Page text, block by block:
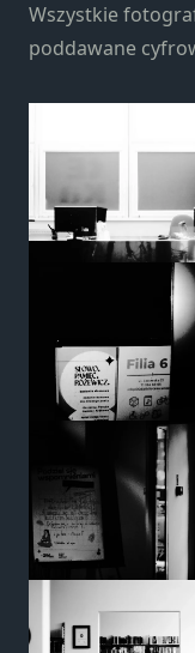
Wszystkie
poddawane